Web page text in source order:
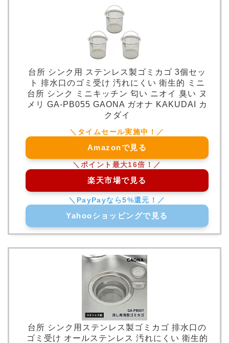
台所 シンク用 ステンレス製ゴミカゴ 3個セッ
ト 排水口のゴミ受け 汚れにくい 衛生的 ミニ
台所 シンク ミニキッチン 匂い ニオイ 臭い ヌ
メリ GA-PB055 GAONA ガオナ KAKUDAI カ
クダイ
Amazonで見る
楽天市場で見る
Yahooショッピングで見る
台所 シンク用ステンレス製ゴミカゴ 排水口の
ゴミ受け オールステンレス 汚れにくい 衛生的